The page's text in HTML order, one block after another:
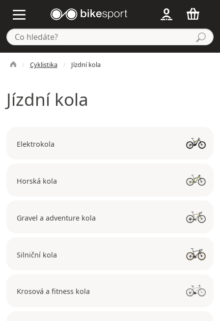
Cyklistika Jízdní kola
Jízdní kola
Elektrokola
Horská kola
Gravel a adventure kola
Silniční kola
Krosová a fitness kola